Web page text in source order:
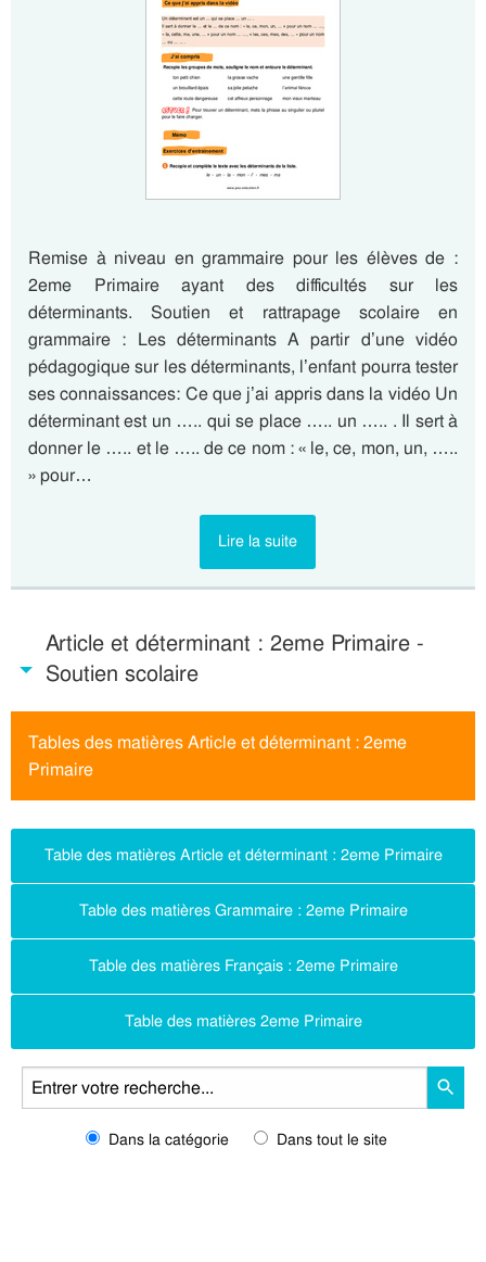
Remise à niveau en grammaire pour les élèves de :
2eme Primaire ayant des difficultés sur les
déterminants. Soutien et rattrapage scolaire en
grammaire : Les déterminants A partir d’une vidéo
pédagogique sur les déterminants, l’enfant pourra tester
ses connaissances: Ce que j’ai appris dans la vidéo Un
déterminant est un ….. qui se place ….. un ….. . Il sert à
donner le ….. et le ….. de ce nom : « le, ce, mon, un, …..
» pour…
Lire la suite
Article et déterminant : 2eme Primaire -
Soutien scolaire
Tables des matières Article et déterminant : 2eme
Primaire
Table des matières Article et déterminant : 2eme Primaire
Table des matières Grammaire : 2eme Primaire
Table des matières Français : 2eme Primaire
Table des matières 2eme Primaire
Dans la catégorie Dans tout le site